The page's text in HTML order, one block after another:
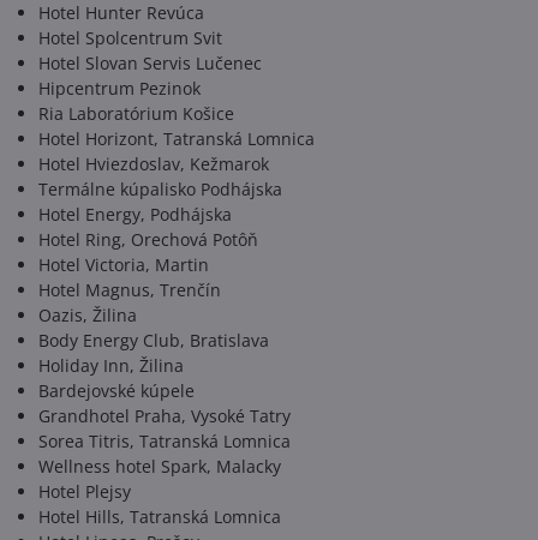
Hotel Hunter Revúca
Hotel Spolcentrum Svit
Hotel Slovan Servis Lučenec
Hipcentrum Pezinok
Ria Laboratórium Košice
Hotel Horizont, Tatranská Lomnica
Hotel Hviezdoslav, Kežmarok
Termálne kúpalisko Podhájska
Hotel Energy, Podhájska
Hotel Ring, Orechová Potôň
Hotel Victoria, Martin
Hotel Magnus, Trenčín
Oazis, Žilina
Body Energy Club, Bratislava
Holiday Inn, Žilina
Bardejovské kúpele
Grandhotel Praha, Vysoké Tatry
Sorea Titris, Tatranská Lomnica
Wellness hotel Spark, Malacky
Hotel Plejsy
Hotel Hills, Tatranská Lomnica